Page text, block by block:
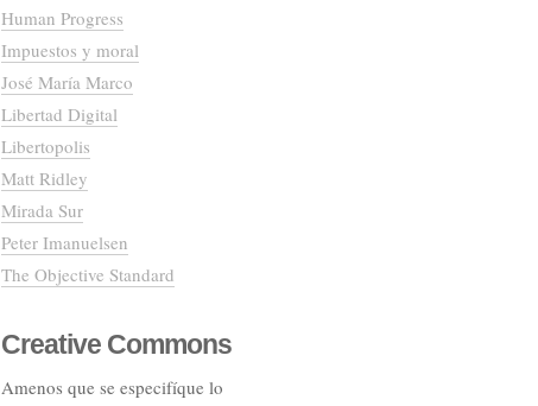
Human Progress
Impuestos y moral
José María Marco
Libertad Digital
Libertopolis
Matt Ridley
Mirada Sur
Peter Imanuelsen
The Objective Standard
Creative Commons
Amenos que se especifíque lo